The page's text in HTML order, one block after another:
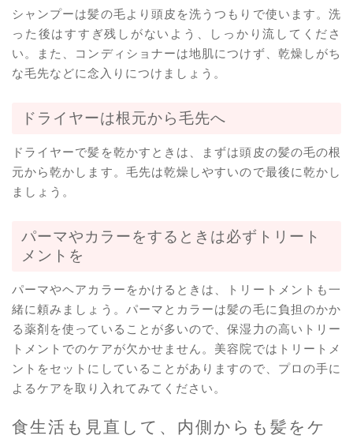
シャンプーは髪の毛より頭皮を洗うつもりで使います。洗
った後はすすぎ残しがないよう、しっかり流してくださ
い。また、コンディショナーは地肌につけず、乾燥しがち
な毛先などに念入りにつけましょう。
ドライヤーは根元から毛先へ
ドライヤーで髪を乾かすときは、まずは頭皮の髪の毛の根
元から乾かします。毛先は乾燥しやすいので最後に乾かし
ましょう。
パーマやカラーをするときは必ずトリート
メントを
パーマやヘアカラーをかけるときは、トリートメントも一
緒に頼みましょう。パーマとカラーは髪の毛に負担のかか
る薬剤を使っていることが多いので、保湿力の高いトリー
トメントでのケアが欠かせません。美容院ではトリートメ
ントをセットにしていることがありますので、プロの手に
よるケアを取り入れてみてください。
食生活も見直して、内側からも髪をケ